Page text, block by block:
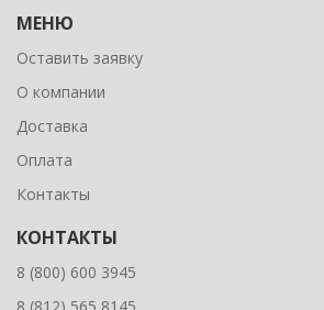
МЕНЮ
Оставить заявку
О компании
Доставка
Оплата
Контакты
КОНТАКТЫ
8 (800) 600 3945